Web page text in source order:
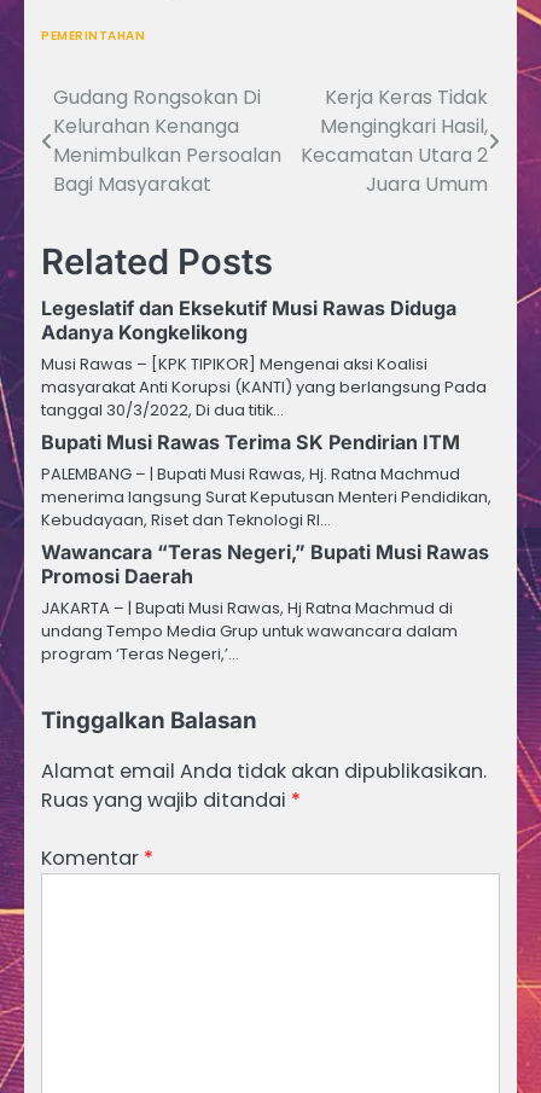
PEMERINTAHAN
Navigasi
pos
Gudang Rongsokan Di
Kelurahan Kenanga
Menimbulkan Persoalan
Bagi Masyarakat
Kerja Keras Tidak
Mengingkari Hasil,
Kecamatan Utara 2
Juara Umum
Related Posts
Legeslatif dan Eksekutif Musi Rawas Diduga
Adanya Kongkelikong
Musi Rawas – [KPK TIPIKOR] Mengenai aksi Koalisi
masyarakat Anti Korupsi (KANTI) yang berlangsung Pada
tanggal 30/3/2022, Di dua titik…
Bupati Musi Rawas Terima SK Pendirian ITM
PALEMBANG – | Bupati Musi Rawas, Hj. Ratna Machmud
menerima langsung Surat Keputusan Menteri Pendidikan,
Kebudayaan, Riset dan Teknologi RI…
Wawancara “Teras Negeri,” Bupati Musi Rawas
Promosi Daerah
JAKARTA – | Bupati Musi Rawas, Hj Ratna Machmud di
undang Tempo Media Grup untuk wawancara dalam
program ‘Teras Negeri,’…
Tinggalkan Balasan
Alamat email Anda tidak akan dipublikasikan.
Ruas yang wajib ditandai *
Komentar *